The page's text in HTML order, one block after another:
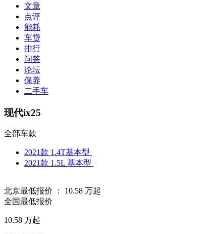
文章
点评
能耗
车贷
排行
问答
论坛
保养
二手车
现代ix25
全部车款
2021款 1.4T基本型
2021款 1.5L 基本型
北京最低报价 ： 10.58 万起
全国最低报价
10.58 万起